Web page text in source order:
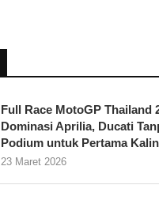
Full Race MotoGP Thailand
Dominasi Aprilia, Ducati
Podium untuk Pertama
23 Maret 2026